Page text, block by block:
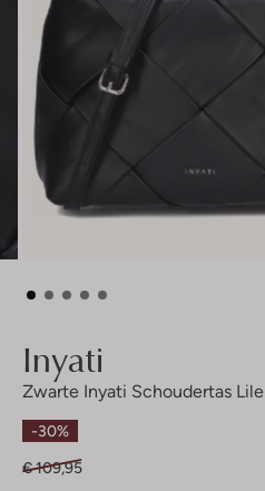
Inyati
Zwarte Inyati Schoudertas Lile
-30%
€ 109,95